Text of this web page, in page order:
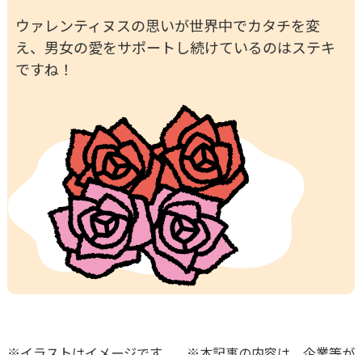
ウァレンティヌスの思いが世界中でカタチを変
え、男女の愛をサポートし続けているのはステキ
ですね！